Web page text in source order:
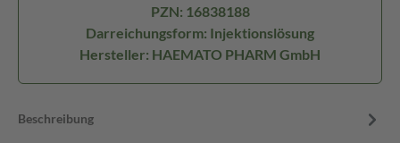
PZN: 16838188
Darreichungsform: Injektionslösung
Hersteller: HAEMATO PHARM GmbH
Beschreibung